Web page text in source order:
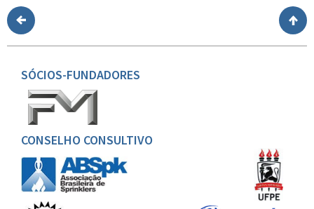
SÓCIOS-FUNDADORES
CONSELHO CONSULTIVO